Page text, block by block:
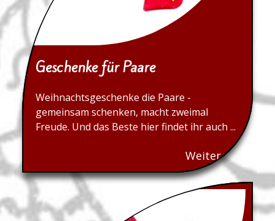
Geschenke für Paare
Weihnachtsgeschenke die Paare -
gemeinsam schenken, macht zweimal
Freude. Und das Beste hier findet ihr auch ...
Weiter...